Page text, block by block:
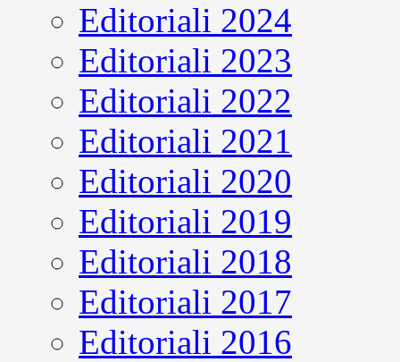
Editoriali 2024
Editoriali 2023
Editoriali 2022
Editoriali 2021
Editoriali 2020
Editoriali 2019
Editoriali 2018
Editoriali 2017
Editoriali 2016